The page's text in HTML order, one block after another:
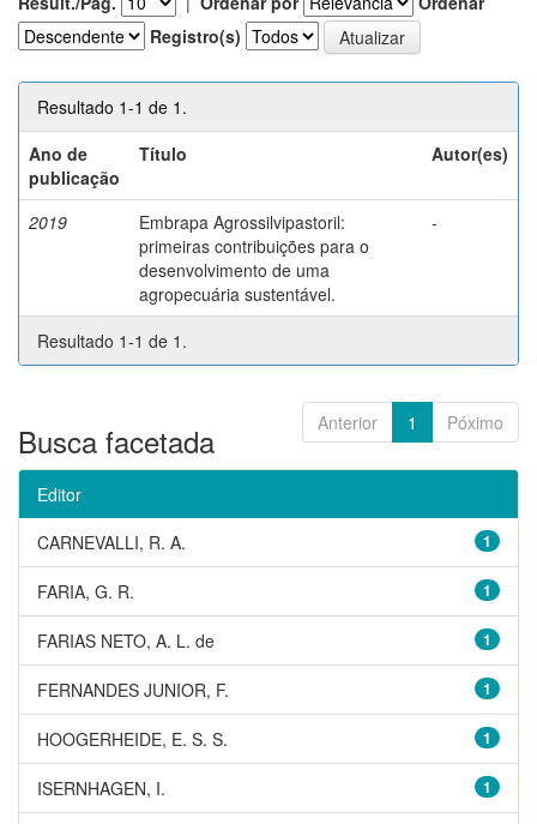
Registro(s)
Resultado 1-1 de 1.
Ano de
publicação
Título Autor(es)
2019
Embrapa Agrossilvipastoril:
primeiras contribuições para o
desenvolvimento de uma
agropecuária sustentável.
-
Resultado 1-1 de 1.
Anterior 1 Póximo
Busca facetada
Editor
1
CARNEVALLI, R. A.
1
FARIA, G. R.
1
FARIAS NETO, A. L. de
1
FERNANDES JUNIOR, F.
1
HOOGERHEIDE, E. S. S.
1
ISERNHAGEN, I.